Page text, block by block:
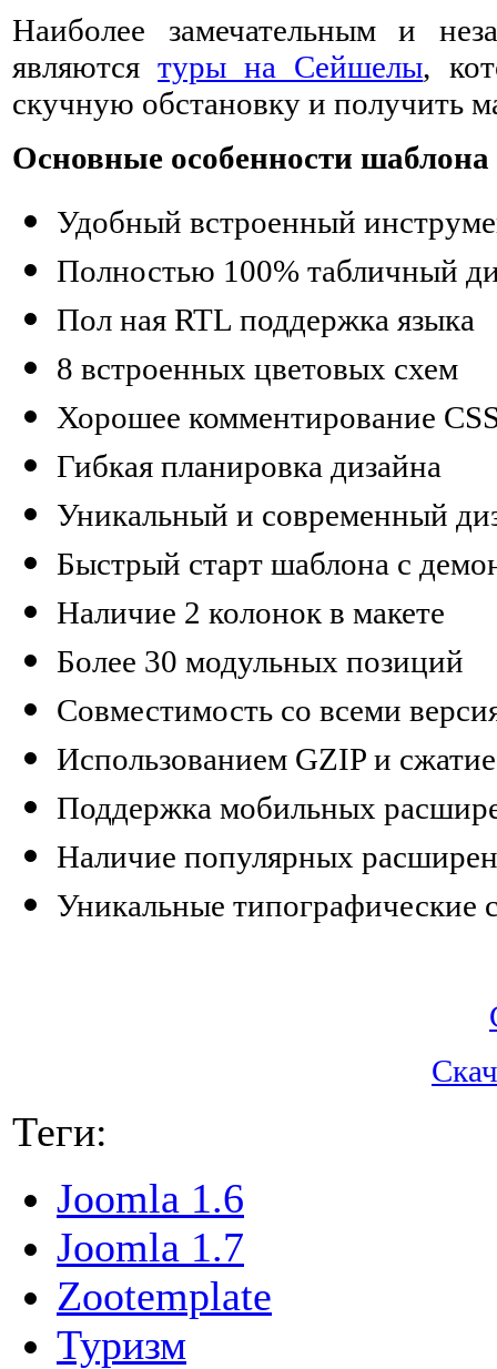
Наиболее замечательным и
являютсятуры на Сейшелы,
скучную обстановку и получить
Основные особенности
Удобный встроенный
Полностью 100% табличный
Пол ная RTL поддержка языка
8 встроенных цветовых схем
Хорошее комментирование
Гибкая планировка дизайна
Уникальный и современный
Быстрый старт шаблона с
Наличие 2 колонок в макете
Более 30 модульных позиций
Совместимость со всеми
Использованием GZIP и
Поддержка мобильных
Наличие популярных
Уникальные типографические
Теги:
Joomla 1.6
Joomla 1.7
Zootemplate
Туризм